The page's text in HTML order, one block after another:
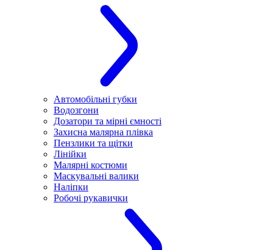
Автомобільні губки
Водозгони
Дозатори та мірні ємності
Захисна малярна плівка
Пензлики та щітки
Лінійки
Малярні костюми
Маскувальні валики
Наліпки
Робочі рукавички